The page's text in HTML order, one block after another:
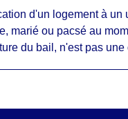
d'un logement à un
marié ou pacsé au
du bail, n'est pas une